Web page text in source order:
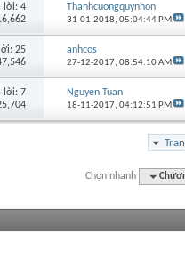
lời: 4
Thanhcuongquynhon
31-01-2018,05:04:44 PM
25
anhcos
27-12-2017,08:54:10 AM
lời: 7
Nguyen Tuan
18-11-2017,04:12:51 PM
Chọn nhanh